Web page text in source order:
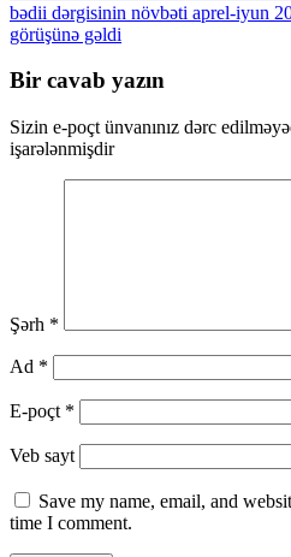
üzrə
bədii dərgisinin növbəti aprel-iyun
görüşünə gəldi
Bir cavab yazın
Sizin e-poçt ünvanınız dərc
işarələnmişdir
Şərh *
Ad *
E-poçt *
Veb sayt
Save my name, email, and
time I comment.